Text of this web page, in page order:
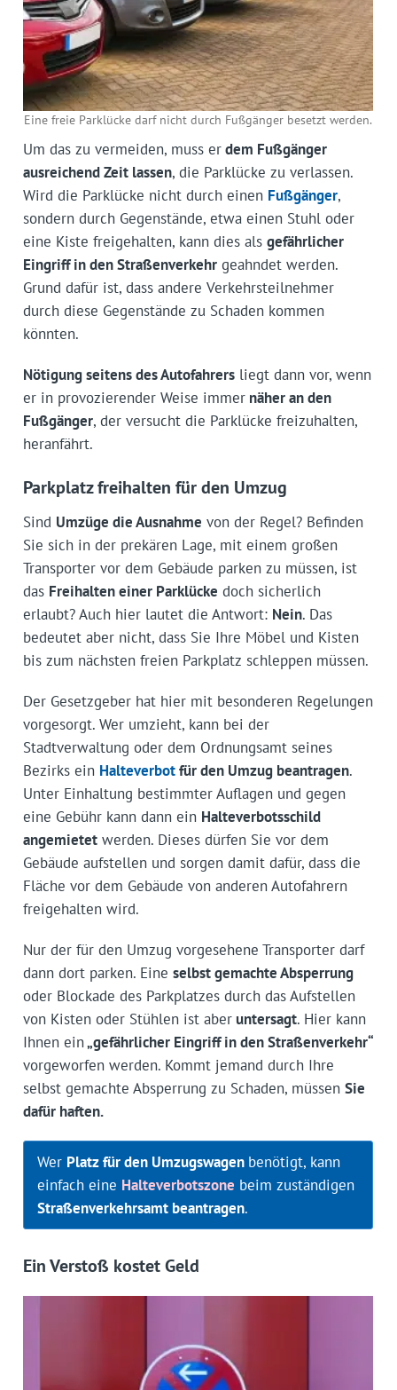
Eine freie Parklücke darf nicht durch Fußgänger besetzt werden.
Um das zu vermeiden, muss erdem Fußgänger
ausreichend Zeit lassen, die Parklücke zu verlassen.
Wird die Parklücke nicht durch einen Fußgänger,
sondern durch Gegenstände, etwa einen Stuhl oder
eine Kiste freigehalten, kann dies als gefährlicher
Eingriff in den Straßenverkehrgeahndet werden.
Grund dafür ist, dass andere Verkehrsteilnehmer
durch diese Gegenstände zu Schaden kommen
könnten.
Nötigung seitens des Autofahrersliegt dann vor, wenn
er in provozierender Weise immernäher an den
Fußgänger, der versucht die Parklücke freizuhalten,
heranfährt.
Parkplatz freihalten für den Umzug
Sind Umzüge die Ausnahme von der Regel? Befinden
Sie sich in der prekären Lage, mit einem großen
Transporter vor dem Gebäude parken zu müssen, ist
das Freihalten einer Parklücke doch sicherlich
erlaubt? Auch hier lautet die Antwort: Nein. Das
bedeutet aber nicht, dass Sie Ihre Möbel und Kisten
bis zum nächsten freien Parkplatz schleppen müssen.
Der Gesetzgeber hat hier mit besonderen Regelungen
vorgesorgt. Wer umzieht, kann bei der
Stadtverwaltung oder dem Ordnungsamt seines
Bezirks ein Halteverbotfür den Umzug beantragen.
Unter Einhaltung bestimmter Auflagen und gegen
eine Gebühr kann dann ein Halteverbotsschild
angemietetwerden. Dieses dürfen Sie vor dem
Gebäude aufstellen und sorgen damit dafür, dass die
Fläche vor dem Gebäude von anderen Autofahrern
freigehalten wird.
Nur der für den Umzug vorgesehene Transporter darf
dann dort parken. Eine selbst gemachte Absperrung
oder Blockade des Parkplatzes durch das Aufstellen
von Kisten oder Stühlen ist aberuntersagt. Hier kann
Ihnen ein„gefährlicher Eingriff in den Straßenverkehr“
vorgeworfen werden. Kommt jemand durch Ihre
selbst gemachte Absperrung zu Schaden, müssen Sie
dafür haften.
Wer Platz für den Umzugswagen benötigt, kann
einfach eine Halteverbotszone beim zuständigen
Straßenverkehrsamt beantragen.
Ein Verstoß kostet Geld